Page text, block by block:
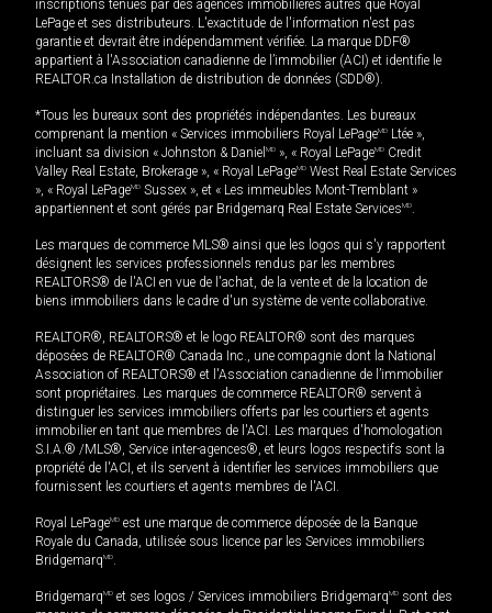
inscriptions tenues par des agences immobilières autres que Royal
LePage et ses distributeurs. L'exactitude de l'information n'est pas
garantie et devrait être indépendamment vérifiée. La marque DDF®
appartient à l'Association canadienne de l’immobilier (ACI) et identifie le
REALTOR.ca Installation de distribution de données (SDD®).
*Tous les bureaux sont des propriétés indépendantes. Les bureaux
comprenant la mention « Services immobiliers Royal LePageMD Ltée »,
incluant sa division « Johnston & Daniel MD », « Royal LePageMD Credit
Valley Real Estate, Brokerage », « Royal LePageMD West Real Estate Services
», « Royal LePageMD Sussex », et « Les immeubles Mont-Tremblant »
appartiennent et sont gérés par Bridgemarq Real Estate ServicesMD.
Les marques de commerce MLS® ainsi que les logos qui s'y rapportent
désignent les services professionnels rendus par les membres
REALTORS® de l'ACI en vue de l'achat, de la vente et de la location de
biens immobiliers dans le cadre d'un système de vente collaborative.
REALTOR®, REALTORS® et le logo REALTOR® sont des marques
déposées de REALTOR® Canada Inc., une compagnie dont la National
Association of REALTORS® et l'Association canadienne de l’immobilier
sont propriétaires. Les marques de commerce REALTOR® servent à
distinguer les services immobiliers offerts par les courtiers et agents
immobilier en tant que membres de l'ACI. Les marques d'homologation
S.I.A.® /MLS®, Service inter-agences®, et leurs logos respectifs sont la
propriété de l'ACI, et ils servent à identifier les services immobiliers que
fournissent les courtiers et agents membres de l'ACI.
Royal LePageMD est une marque de commerce déposée de la Banque
Royale du Canada, utilisée sous licence par les Services immobiliers
BridgemarqMD.
BridgemarqMD et ses logos / Services immobiliers BridgemarqMD sont des